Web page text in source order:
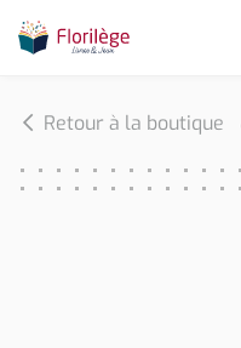
Retour à la boutique